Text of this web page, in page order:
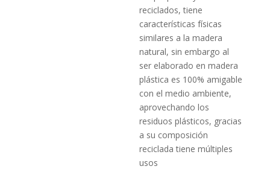
reciclados, tiene
características físicas
similares a la madera
natural, sin embargo al
ser elaborado en madera
plástica es 100% amigable
con el medio ambiente,
aprovechando los
residuos plásticos, gracias
a su composición
reciclada tiene múltiples
usos